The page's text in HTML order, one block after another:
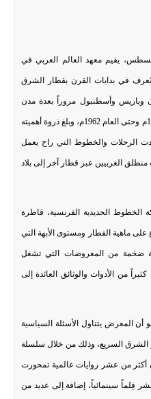
يقيم معهد العالم العربي في
في بدايات القرن بقطار الشرق
وباريس وأسطنبول مروراً بعدة مدن
وعواصم أوروبية، وذلك بدءاً من العام 1883م وحتى العام 1962م، وبلغ ذروة أهميته
الرحلات والخطوط التي راح يعمل
الغربيين عبر قطار آخر إلى بلاد
الخطوط الحديدية الفرنسية، قاطرة
على ماهية القطار ومستوى الأبهة التي
ضخمة من المعروضات التي تشغل
من الأدوات والوثائق العائدة إلى
المعرض يتناول الأسئلة السياسية
الشرق السريع، وذلك من خلال سلسلة
أكثر من عشر روايات عالمية تمحورت
فِلماً سينمائياً، إضافة إلى عديد من